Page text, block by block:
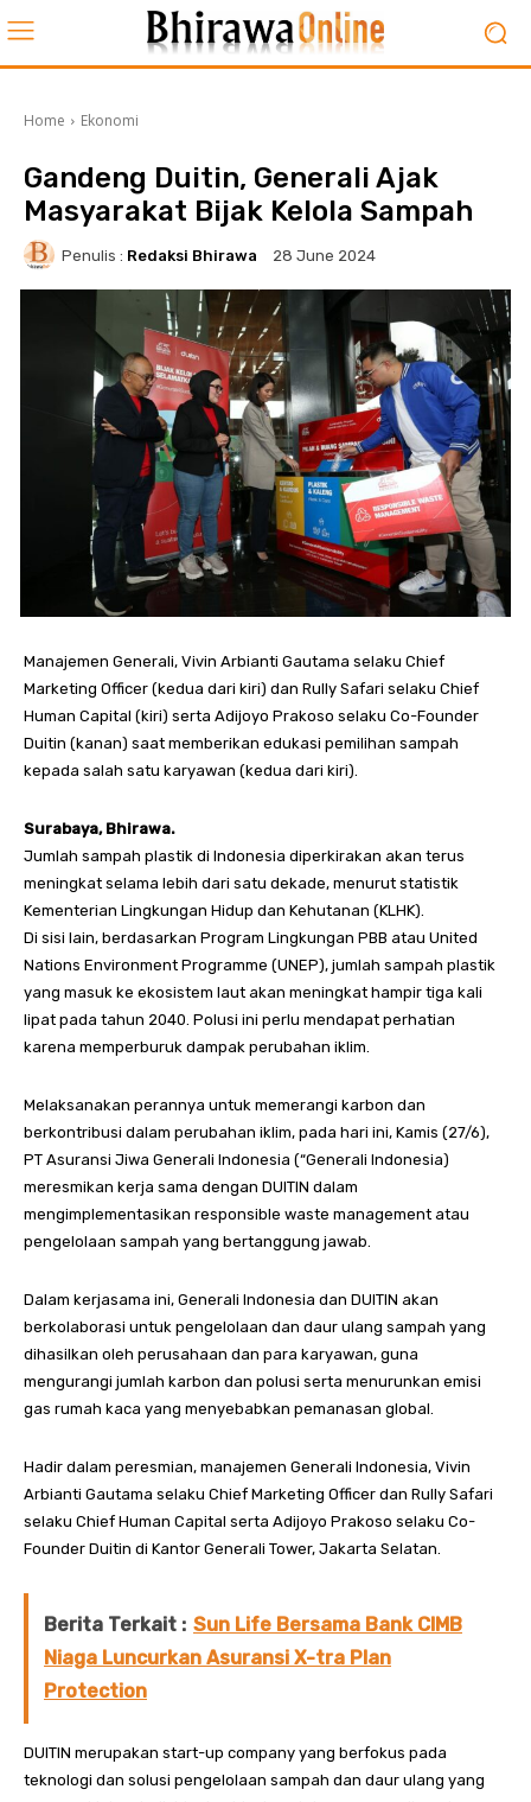
Home Ekonomi
Gandeng Duitin, Generali Ajak
Masyarakat Bijak Kelola Sampah
Penulis : Redaksi Bhirawa 28 June 2024
Manajemen Generali, Vivin Arbianti Gautama selaku Chief
Marketing Officer (kedua dari kiri) dan Rully Safari selaku Chief
Human Capital (kiri) serta Adijoyo Prakoso selaku Co-Founder
Duitin (kanan) saat memberikan edukasi pemilihan sampah
kepada salah satu karyawan (kedua dari kiri).
Surabaya, Bhirawa.
Jumlah sampah plastik di Indonesia diperkirakan akan terus
meningkat selama lebih dari satu dekade, menurut statistik
Kementerian Lingkungan Hidup dan Kehutanan (KLHK).
Di sisi lain, berdasarkan Program Lingkungan PBB atau United
Nations Environment Programme (UNEP), jumlah sampah plastik
yang masuk ke ekosistem laut akan meningkat hampir tiga kali
lipat pada tahun 2040. Polusi ini perlu mendapat perhatian
karena memperburuk dampak perubahan iklim.
Melaksanakan perannya untuk memerangi karbon dan
berkontribusi dalam perubahan iklim, pada hari ini, Kamis (27/6),
PT Asuransi Jiwa Generali Indonesia (“Generali Indonesia)
meresmikan kerja sama dengan DUITIN dalam
mengimplementasikan responsible waste management atau
pengelolaan sampah yang bertanggung jawab.
Dalam kerjasama ini, Generali Indonesia dan DUITIN akan
berkolaborasi untuk pengelolaan dan daur ulang sampah yang
dihasilkan oleh perusahaan dan para karyawan, guna
mengurangi jumlah karbon dan polusi serta menurunkan emisi
gas rumah kaca yang menyebabkan pemanasan global.
Hadir dalam peresmian, manajemen Generali Indonesia, Vivin
Arbianti Gautama selaku Chief Marketing Officer dan Rully Safari
selaku Chief Human Capital serta Adijoyo Prakoso selaku Co-
Founder Duitin di Kantor Generali Tower, Jakarta Selatan.
Berita Terkait : Sun Life Bersama Bank CIMB
Niaga Luncurkan Asuransi X-tra Plan
Protection
DUITIN merupakan start-up company yang berfokus pada
teknologi dan solusi pengelolaan sampah dan daur ulang yang